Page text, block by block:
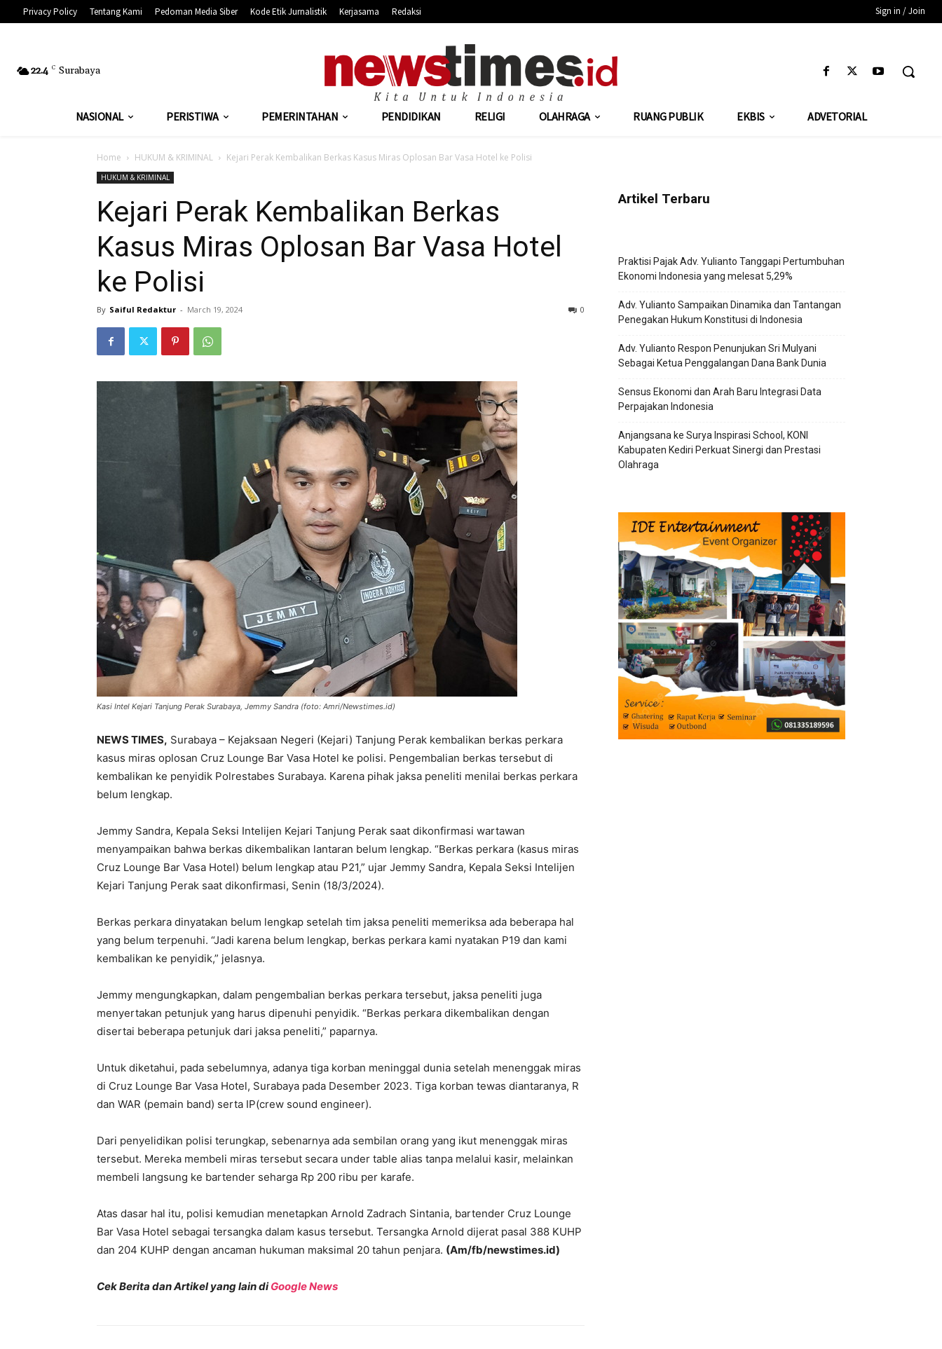
Privacy Policy Tentang Kami Pedoman Media Siber Kode Etik Jurnalistik Kerjasama Redaksi Sign in / Join
22.4 C Surabaya
NASIONAL PERISTIWA PEMERINTAHAN PENDIDIKAN RELIGI OLAHRAGA RUANG PUBLIK EKBIS ADVETORIAL
Home HUKUM & KRIMINAL Kejari Perak Kembalikan Berkas Kasus Miras Oplosan Bar Vasa Hotel ke Polisi
HUKUM & KRIMINAL
Kejari Perak Kembalikan Berkas
Kasus Miras Oplosan Bar Vasa Hotel
ke Polisi
By Saiful Redaktur - March 19, 2024 0
Kasi Intel Kejari Tanjung Perak Surabaya, Jemmy Sandra (foto: Amri/Newstimes.id)
NEWS TIMES, Surabaya – Kejaksaan Negeri (Kejari) Tanjung Perak kembalikan berkas perkara
kasus miras oplosan Cruz Lounge Bar Vasa Hotel ke polisi. Pengembalian berkas tersebut di
kembalikan ke penyidik Polrestabes Surabaya. Karena pihak jaksa peneliti menilai berkas perkara
belum lengkap.
Jemmy Sandra, Kepala Seksi Intelijen Kejari Tanjung Perak saat dikonfirmasi wartawan
menyampaikan bahwa berkas dikembalikan lantaran belum lengkap. “Berkas perkara (kasus miras
Cruz Lounge Bar Vasa Hotel) belum lengkap atau P21,” ujar Jemmy Sandra, Kepala Seksi Intelijen
Kejari Tanjung Perak saat dikonfirmasi, Senin (18/3/2024).
Berkas perkara dinyatakan belum lengkap setelah tim jaksa peneliti memeriksa ada beberapa hal
yang belum terpenuhi. “Jadi karena belum lengkap, berkas perkara kami nyatakan P19 dan kami
kembalikan ke penyidik,” jelasnya.
Jemmy mengungkapkan, dalam pengembalian berkas perkara tersebut, jaksa peneliti juga
menyertakan petunjuk yang harus dipenuhi penyidik. “Berkas perkara dikembalikan dengan
disertai beberapa petunjuk dari jaksa peneliti,” paparnya.
Untuk diketahui, pada sebelumnya, adanya tiga korban meninggal dunia setelah menenggak miras
di Cruz Lounge Bar Vasa Hotel, Surabaya pada Desember 2023. Tiga korban tewas diantaranya, R
dan WAR (pemain band) serta IP(crew sound engineer).
Dari penyelidikan polisi terungkap, sebenarnya ada sembilan orang yang ikut menenggak miras
tersebut. Mereka membeli miras tersebut secara under table alias tanpa melalui kasir, melainkan
membeli langsung ke bartender seharga Rp 200 ribu per karafe.
Atas dasar hal itu, polisi kemudian menetapkan Arnold Zadrach Sintania, bartender Cruz Lounge
Bar Vasa Hotel sebagai tersangka dalam kasus tersebut. Tersangka Arnold dijerat pasal 388 KUHP
dan 204 KUHP dengan ancaman hukuman maksimal 20 tahun penjara. (Am/fb/newstimes.id)
Cek Berita dan Artikel yang lain diGoogle News
Artikel Terbaru
Praktisi Pajak Adv. Yulianto Tanggapi Pertumbuhan
Ekonomi Indonesia yang melesat 5,29%
Adv. Yulianto Sampaikan Dinamika dan Tantangan
Penegakan Hukum Konstitusi di Indonesia
Adv. Yulianto Respon Penunjukan Sri Mulyani
Sebagai Ketua Penggalangan Dana Bank Dunia
Sensus Ekonomi dan Arah Baru Integrasi Data
Perpajakan Indonesia
Anjangsana ke Surya Inspirasi School, KONI
Kabupaten Kediri Perkuat Sinergi dan Prestasi
Olahraga